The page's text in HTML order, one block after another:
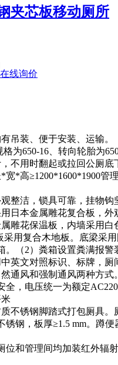
夹芯板移动厕所
在线询价
吊装、便于安装、运输。
为650-16、转向轮胎为
不用时翻起或拉回公厕
*高≥1200*1600*1900管理
整洁，锁具可靠，挂物钩
日本金属雕花复合板，
雕花保温板，内墙采用
用复合木地板。底梁采
。（2）粪箱设置粪满报警
英文对照标识、标牌，厕
通风和强制通风两种方式。
全，电压统一为额定
不锈钢脚踏式打包厕具
锈钢，板厚≥1.5 mm。蹲
位和管理间均加装红外辐